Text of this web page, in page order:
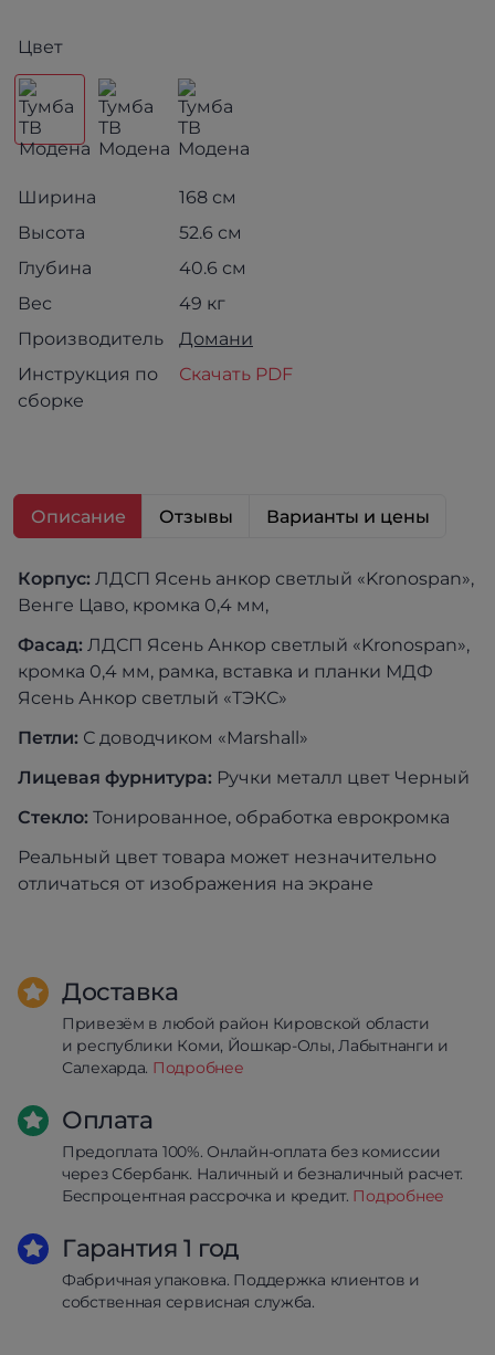
Цвет
Ширина
168 см
Высота
52.6 см
Глубина
40.6 см
Вес
49 кг
Производитель
Домани
Инструкция по
сборке
Скачать PDF
Описание Отзывы Варианты и цены
Корпус: ЛДСП Ясень анкор светлый «Kronospan»,
Венге Цаво, кромка 0,4 мм,
Фасад: ЛДСП Ясень Анкор светлый «Kronospan»,
кромка 0,4 мм, рамка, вставка и планки МДФ
Ясень Анкор светлый «ТЭКС»
Петли: С доводчиком «Marshall»
Лицевая фурнитура: Ручки металл цвет Черный
Стекло: Тонированное, обработка еврокромка
Реальный цвет товара может незначительно
отличаться от изображения на экране
Доставка
Привезём в любой район Кировской области
и республики Коми, Йошкар-Олы, Лабытнанги и
Салехарда. Подробнее
Оплата
Предоплата 100%. Онлайн-оплата без комиссии
через Сбербанк. Наличный и безналичный расчет.
Беспроцентная рассрочка и кредит. Подробнее
Гарантия 1 год
Фабричная упаковка. Поддержка клиентов и
собственная сервисная служба.